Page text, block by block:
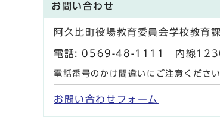
お問い合わせ
阿久比町役場教育委員会学校教育
電話: 0569-48-1111 内線
電話番号のかけ間違いにご注意ください
お問い合わせフォーム